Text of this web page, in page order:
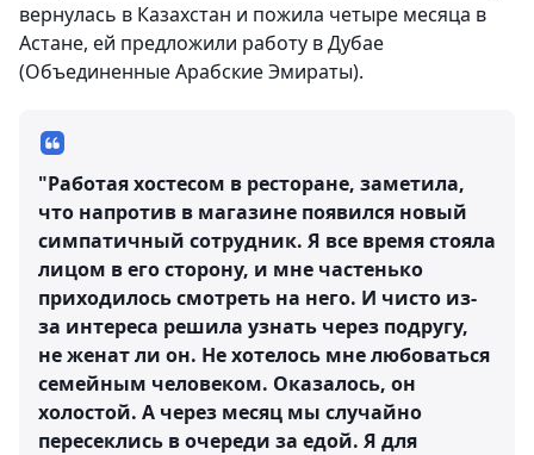
вернулась в Казахстан и пожила четыре месяца в
Астане, ей предложили работу в Дубае
(Объединенные Арабские Эмираты).
"Работая хостесом в ресторане, заметила,
что напротив в магазине появился новый
симпатичный сотрудник. Я все время стояла
лицом в его сторону, и мне частенько
приходилось смотреть на него. И чисто из-
за интереса решила узнать через подругу,
не женат ли он. Не хотелось мне любоваться
семейным человеком. Оказалось, он
холостой. А через месяц мы случайно
пересеклись в очереди за едой. Я для